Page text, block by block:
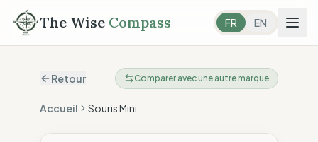
The Wise Compass FR EN
Retour Comparer avec une autre marque
Accueil Souris Mini